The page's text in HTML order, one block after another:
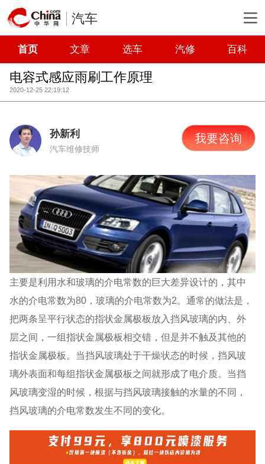
汽车
首页 文章 选车 汽修 百科
电容式感应雨刷工作原理
2020-12-25 22:19:12
孙新利
汽车维修技师
我要咨询
主要是利用水和玻璃的介电常数的巨大差异设计的，其中
水的介电常数为80，玻璃的介电常数为2。通常的做法是，
把两条呈平行状态的指状金属极板放入挡风玻璃的内、外
层之间，一组指状金属极板相交错，但是并不触及其他的
指状金属极板。当挡风玻璃处于干燥状态的时候，挡风玻
璃外表面和每组指状金属极板之间就形成了电介质。当挡
风玻璃变湿的时候，根据与挡风玻璃接触的水量的不同，
挡风玻璃的介电常数发生不同的变化。